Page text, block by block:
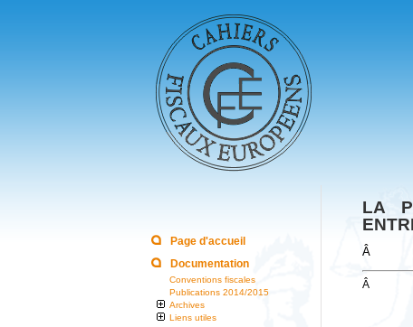
Page d'accueil
Documentation
Conventions fiscales
Publications 2014/2015
Archives
Liens utiles
LA
Â
Â